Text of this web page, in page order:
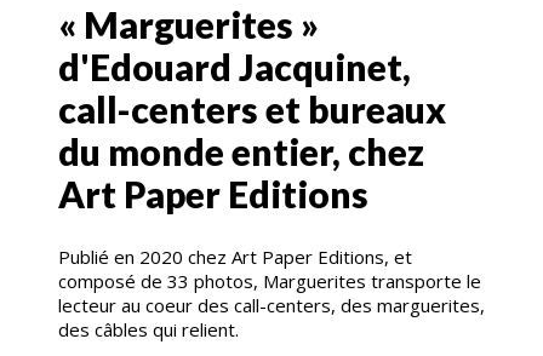
« Marguerites »
d'Edouard Jacquinet,
call-centers et bureaux
du monde entier, chez
Art Paper Editions
Publié en 2020 chez Art Paper Editions, et
composé de 33 photos, Marguerites transporte le
lecteur au coeur des call-centers, des marguerites,
des câbles qui relient.